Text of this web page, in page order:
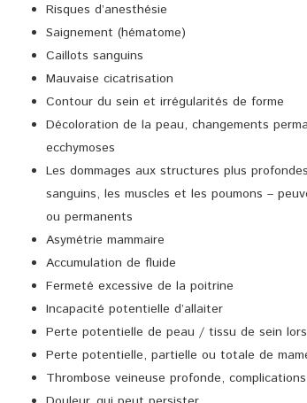
Risques d’anesthésie
Saignement (hématome)
Caillots sanguins
Mauvaise cicatrisation
Contour du sein et irrégularités de forme
Décoloration de la peau, changements
ecchymoses
Les dommages aux structures plus
sanguins, les muscles et les poumons –
ou permanents
Asymétrie mammaire
Accumulation de fluide
Fermeté excessive de la poitrine
Incapacité potentielle d’allaiter
Perte potentielle de peau / tissu de sein
Perte potentielle, partielle ou totale de
Thrombose veineuse profonde,